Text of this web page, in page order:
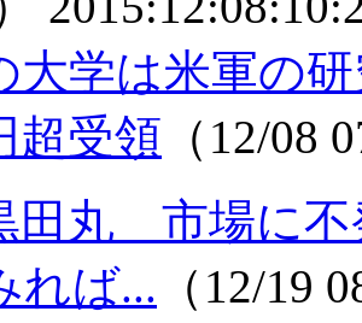
大学は米軍の
超受領 （12/08
田丸 市場に
れば... （12/19